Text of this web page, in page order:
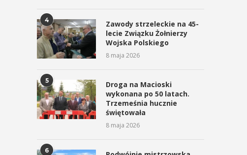
4
Zawody strzeleckie na 45-
lecie Związku Żołnierzy
Wojska Polskiego
8 maja 2026
5
Droga na Macioski
wykonana po 50 latach.
Trzemeśnia hucznie
świętowała
8 maja 2026
6